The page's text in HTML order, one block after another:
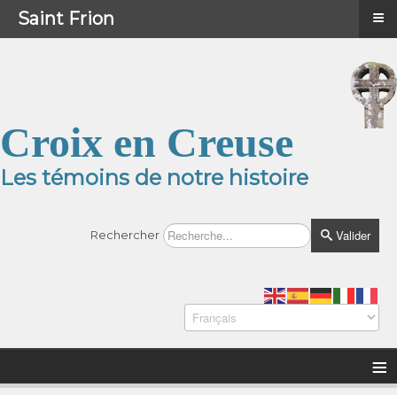
Croix en Creuse
Les témoins de notre histoire
Rechercher Valider
≡
Menu ≡
Saint Frion ≡